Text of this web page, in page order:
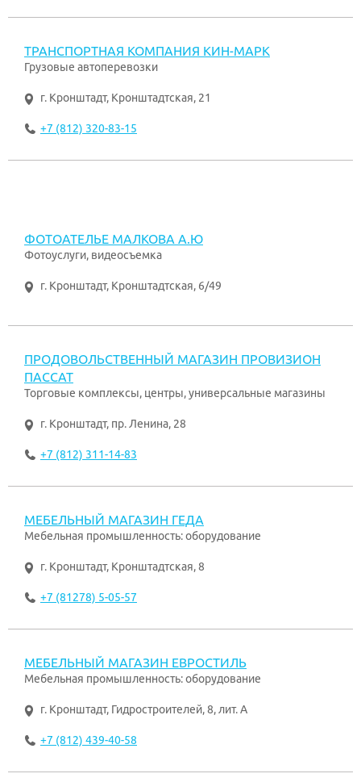
ТРАНСПОРТНАЯ КОМПАНИЯ КИН-МАРК
Грузовые автоперевозки
г. Кронштадт, Кронштадтская, 21
+7 (812) 320-83-15
ФОТОАТЕЛЬЕ МАЛКОВА А.Ю
Фотоуслуги, видеосъемка
г. Кронштадт, Кронштадтская, 6/49
ПРОДОВОЛЬСТВЕННЫЙ МАГАЗИН ПРОВИЗИОН
ПАССАТ
Торговые комплексы, центры, универсальные магазины
г. Кронштадт, пр. Ленина, 28
+7 (812) 311-14-83
МЕБЕЛЬНЫЙ МАГАЗИН ГЕДА
Мебельная промышленность: оборудование
г. Кронштадт, Кронштадтская, 8
+7 (81278) 5-05-57
МЕБЕЛЬНЫЙ МАГАЗИН ЕВРОСТИЛЬ
Мебельная промышленность: оборудование
г. Кронштадт, Гидростроителей, 8, лит. А
+7 (812) 439-40-58